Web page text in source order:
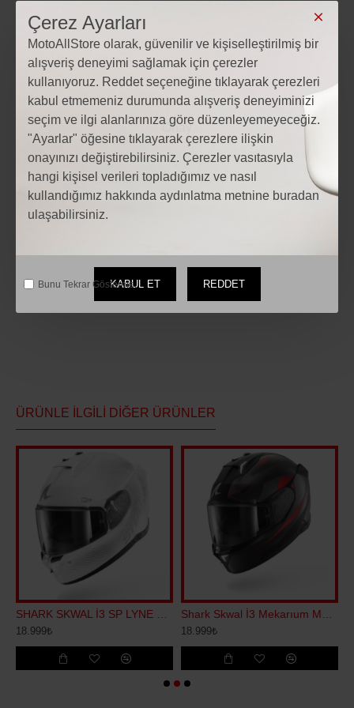
Çerez Ayarları
MotoAllStore olarak, güvenilir ve kişiselleştirilmiş bir
alışveriş deneyimi sağlamak için çerezler
kullanıyoruz. Reddet seçeneğine tıklayarak çerezleri
kabul etmemeniz durumunda alışveriş deneyiminizi
seçim ve ilgi alanlarınıza göre düzenleyemeyeceğiz.
"Ayarlar" öğesine tıklayarak çerezlere ilişkin
onayınızı değiştirebilirsiniz. Çerezler vasıtasıyla
hangi kişisel verileri topladığımız ve nasıl
kullandığımız hakkında aydınlatma metnine buradan
ulaşabilirsiniz.
KABUL ET REDDET
Bunu Tekrar Gösterme.
Adres: Hocacihan Mahallesi Beyşehir Cd. No:192 B
Telefon: 0505 493 96 42
Mail: iletisim@motoallstore.com
Motosiklet Scoyco MC48 Kışlık Uzun Eldiven (Siyah) fiyatları
ÜRÜNLE İLGILI DIĞER ÜRÜNLER
18.999₺ 18.999₺